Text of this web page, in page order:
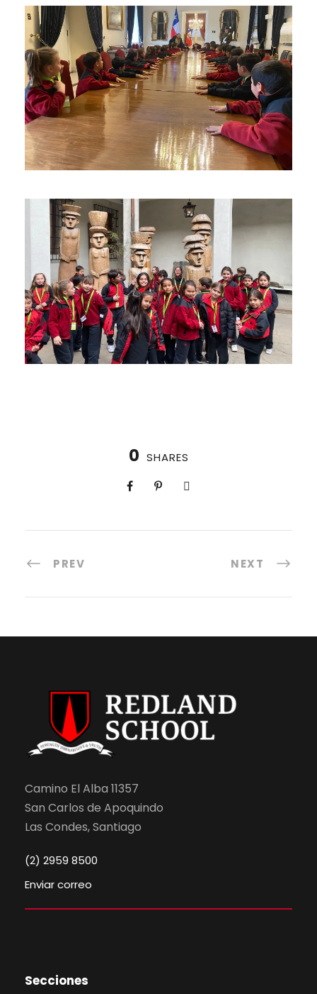
0 SHARES
PREV NEXT
Camino El Alba 11357
San Carlos de Apoquindo
Las Condes, Santiago
(2) 2959 8500
Enviar correo
Secciones